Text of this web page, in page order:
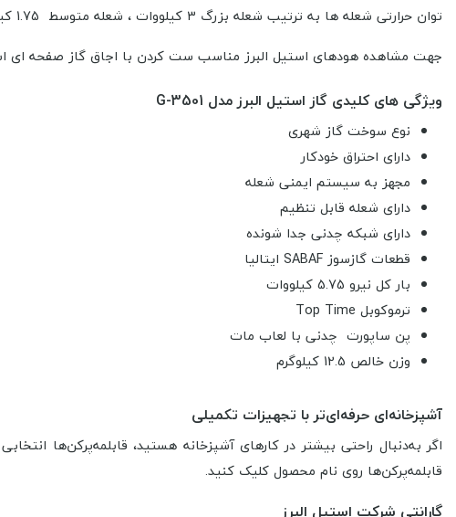
توان حرارتی شعله ها به ترتیب شعله بزرگ 3 کیلووات ، شعله متوسط 1.75 کیلووات و شعله کوچک 1 کیلووات می باشد.
جهت مشاهده هودهای استیل البرز مناسب ست کردن با اجاق گاز صفحه ای
ویژگی های کلیدی گاز استیل البرز مدل G-3501
نوع سوخت گاز شهری
دارای احتراق خودکار
مجهز به سیستم ایمنی شعله
دارای شعله قابل تنظیم
دارای شبکه چدنی جدا شونده
قطعات گازسوز SABAF ایتالیا
بار کل نیرو 5.75 کیلووات
ترموکوبل Top Time
پن ساپورت چدنی با لعاب مات
وزن خالص 12.5 کیلوگرم
آشپزخانه‌ای حرفه‌ای‌تر با تجهیزات تکمیلی
اگر به‌دنبال راحتی بیشتر در کارهای آشپزخانه هستید، قابلمه‌پرکن‌ها
قابلمه‌پرکن‌ها روی نام محصول کلیک کنید.
گارانتی شرکت استیل البرز